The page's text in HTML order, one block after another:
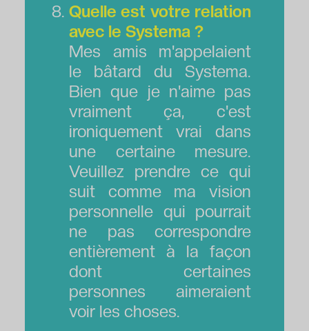
Quelle est votre relation
avec le Systema ?
Mes amis m'appelaient
le bâtard du Systema.
Bien que je n'aime pas
vraiment ça, c'est
ironiquement vrai dans
une certaine mesure.
Veuillez prendre ce qui
suit comme ma vision
personnelle qui pourrait
ne pas correspondre
entièrement à la façon
dont certaines
personnes aimeraient
voir les choses.